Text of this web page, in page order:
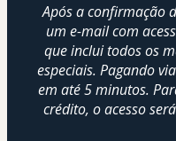
Após a confirmação
um e-mail com
que inclui todos os
especiais. Pagando
em até 5 minutos.
crédito, o acesso